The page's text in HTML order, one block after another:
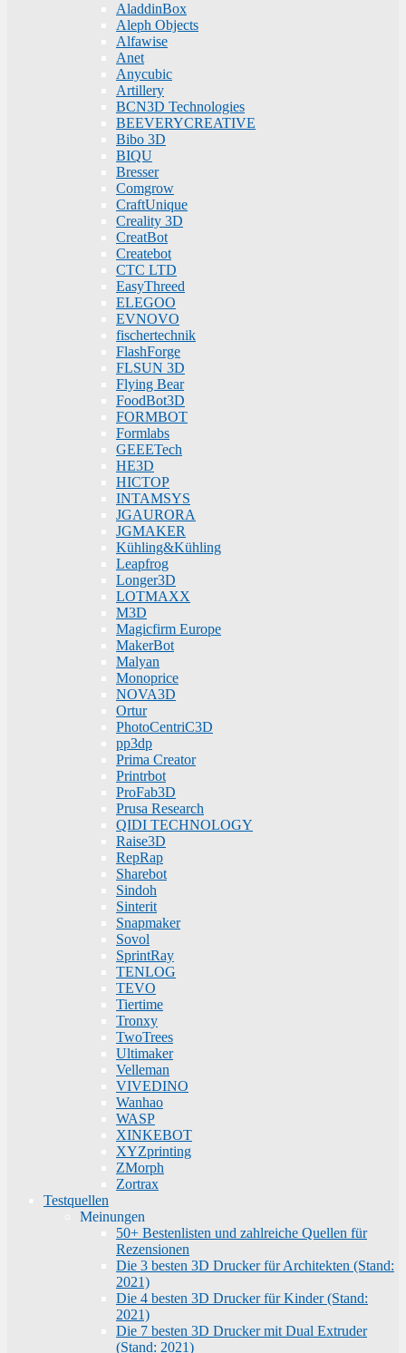
AladdinBox
Aleph Objects
Alfawise
Anet
Anycubic
Artillery
BCN3D Technologies
BEEVERYCREATIVE
Bibo 3D
BIQU
Bresser
Comgrow
CraftUnique
Creality 3D
CreatBot
Createbot
CTC LTD
EasyThreed
ELEGOO
EVNOVO
fischertechnik
FlashForge
FLSUN 3D
Flying Bear
FoodBot3D
FORMBOT
Formlabs
GEEETech
HE3D
HICTOP
INTAMSYS
JGAURORA
JGMAKER
Kühling&Kühling
Leapfrog
Longer3D
LOTMAXX
M3D
Magicfirm Europe
MakerBot
Malyan
Monoprice
NOVA3D
Ortur
PhotoCentriC3D
pp3dp
Prima Creator
Printrbot
ProFab3D
Prusa Research
QIDI TECHNOLOGY
Raise3D
RepRap
Sharebot
Sindoh
Sinterit
Snapmaker
Sovol
SprintRay
TENLOG
TEVO
Tiertime
Tronxy
TwoTrees
Ultimaker
Velleman
VIVEDINO
Wanhao
WASP
XINKEBOT
XYZprinting
ZMorph
Zortrax
Testquellen
Meinungen
50+ Bestenlisten und zahlreiche Quellen für
Rezensionen
Die 3 besten 3D Drucker für Architekten (Stand:
2021)
Die 4 besten 3D Drucker für Kinder (Stand:
2021)
Die 7 besten 3D Drucker mit Dual Extruder
(Stand: 2021)